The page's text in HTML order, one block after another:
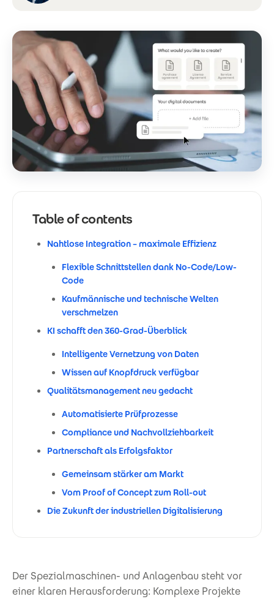
Table of contents
Nahtlose Integration – maximale Effizienz
Flexible Schnittstellen dank No-Code/Low-
Code
Kaufmännische und technische Welten
verschmelzen
KI schafft den 360-Grad-Überblick
Intelligente Vernetzung von Daten
Wissen auf Knopfdruck verfügbar
Qualitätsmanagement neu gedacht
Automatisierte Prüfprozesse
Compliance und Nachvollziehbarkeit
Partnerschaft als Erfolgsfaktor
Gemeinsam stärker am Markt
Vom Proof of Concept zum Roll-out
Die Zukunft der industriellen Digitalisierung
Der Spezialmaschinen- und Anlagenbau steht vor
einer klaren Herausforderung: Komplexe Projekte